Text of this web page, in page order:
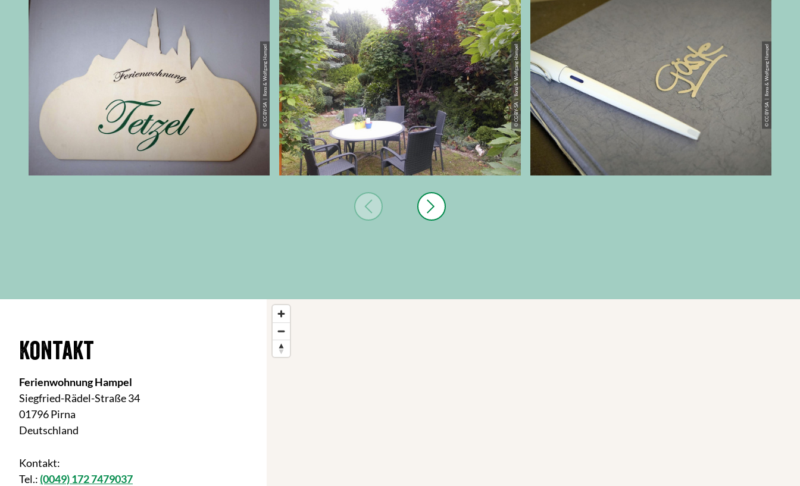
© CC-BY-SA | Ilona & Wolfgang Hampel © CC-BY-SA | Ilona & Wolfgang Hampel © CC-BY-SA | Ilona & Wolfgang Hampel
Kontakt
Ferienwohnung Hampel
Siegfried-Rädel-Straße 34
01796 Pirna
Deutschland
Kontakt:
Tel.: (0049) 172 7479037